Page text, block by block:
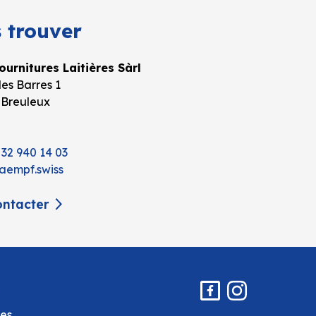
trouver
Laitières Sàrl
Barres 1
940 14 03